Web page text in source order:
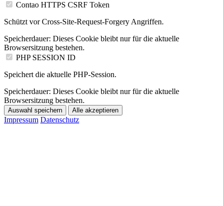
Contao HTTPS CSRF Token
Schützt vor Cross-Site-Request-Forgery Angriffen.
Speicherdauer: Dieses Cookie bleibt nur für die aktuelle
Browsersitzung bestehen.
PHP SESSION ID
Speichert die aktuelle PHP-Session.
Speicherdauer: Dieses Cookie bleibt nur für die aktuelle
Browsersitzung bestehen.
Auswahl speichern Alle akzeptieren
Impressum Datenschutz